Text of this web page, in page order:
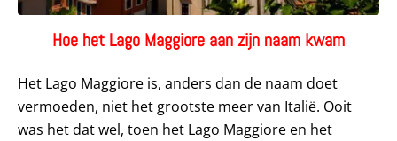
Hoe het Lago Maggiore aan zijn naam kwam
Het Lago Maggiore is, anders dan de naam doet
vermoeden, niet het grootste meer van Italië. Ooit
was het dat wel, toen het Lago Maggiore en het